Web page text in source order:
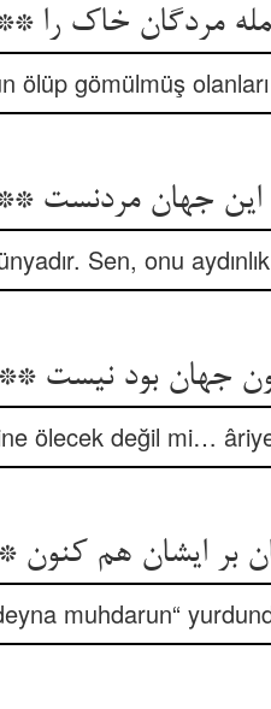
مردگان خاک را **
ölüp gömülmüş
جهان مردنست **
Sen, onu
جهان بود نیست
ölecek değil mi…
بر ایشان هم کنون
muhdarun“